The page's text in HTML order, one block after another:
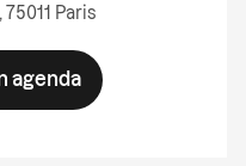
Paris
agenda